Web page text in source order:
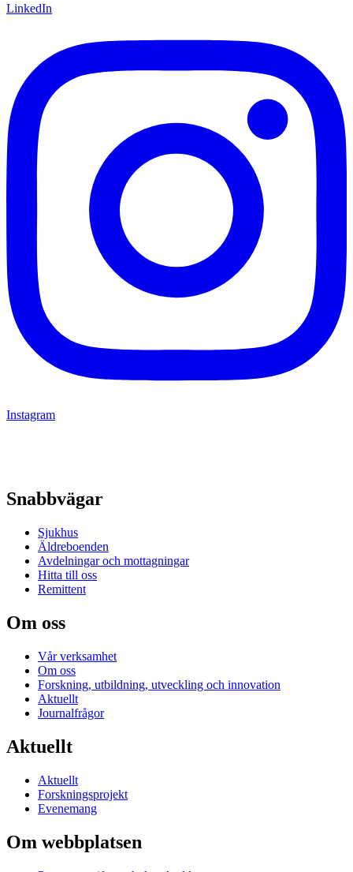
LinkedIn
Instagram
Snabbvägar
Sjukhus
Äldreboenden
Avdelningar och mottagningar
Hitta till oss
Remittent
Om oss
Vår verksamhet
Om oss
Forskning, utbildning, utveckling och innovation
Aktuellt
Journalfrågor
Aktuellt
Aktuellt
Forskningsprojekt
Evenemang
Om webbplatsen